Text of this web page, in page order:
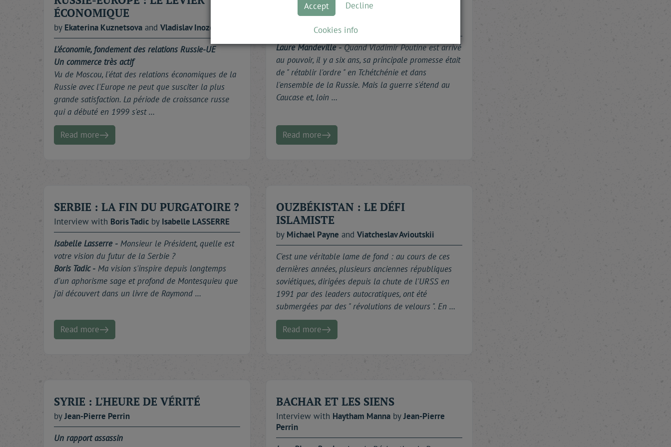
ÉCONOMIQUE
by Ekaterina Kuznetsova and VladislavInozemtsev
L'économie, fondement des relations Russie-UE
Un commerce très actif
Vu de Moscou, l'état des relations économiques de la
Russie avec l'Europe ne peut que susciter la plus
grande satisfaction. La période de croissance russe
qui a débuté en 1999 s'est …
Read more
Interview withDimitri
MANDEVILLE
Laure Mandeville -Quand Vladimir Poutine est arrivé
au pouvoir, il y a six ans, sa principale promesse était
de " rétablir l'ordre " en Tchétchénie et dans
l'ensemble de la Russie. Mais la guerre s'étend au
Caucase et, loin …
Read more
SERBIE : LA FIN DU PURGATOIRE ?
Interview with BorisTadic by Isabelle LASSERRE
Isabelle Lasserre - Monsieur le Président, quelle est
votre vision du futur de la Serbie ?
Boris Tadic - Ma vision s'inspire depuis longtemps
d'un aphorisme sage et profond de Montesquieu que
j'ai découvert dans un livre de Raymond …
Read more
OUZBÉKISTAN : LE DÉFI
ISLAMISTE
by Michael Payne and ViatcheslavAvioutskii
C'est une véritable lame de fond : au cours de ces
dernières années, plusieurs anciennes républiques
soviétiques, dirigées depuis la chute de l'URSS en
1991 par des leaders autocratiques, ont été
submergées par des " révolutions de velours ". En …
Read more
SYRIE : L'HEURE DE VÉRITÉ
byJean-Pierre Perrin
Un rapport assassin
BACHAR ET LES SIENS
Interview with Haytham Manna byJean-Pierre
Perrin
Accept Decline
Cookies info